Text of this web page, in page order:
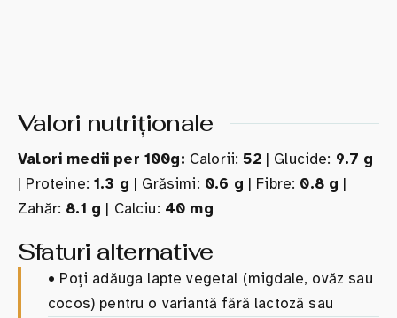
Valori nutriționale
Valori medii per 100g: Calorii: 52| Glucide: 9.7 g
| Proteine:1.3 g | Grăsimi: 0.6 g | Fibre: 0.8 g |
Zahăr: 8.1 g | Calciu: 40 mg
Sfaturi alternative
• Poți adăuga lapte vegetal (migdale, ovăz sau
cocos) pentru o variantă fără lactoză sau